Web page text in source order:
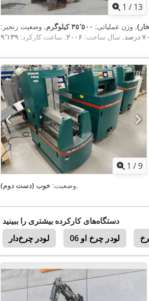
1 / 13
, وزن عملیاتی: ۳۵٬۵۰۰ کیلوگرم
, وضعیت زنجیر:
۷۰ درصد
, سال ساخت: ۲۰۰۶, ساعت کارکرد:
1 /9
وضعیت: خوب (دست دوم) ,
دستگاه‌های کارکرده بیشتری را ببینید
لودر چرخ‌دار
لودر چرخ او 06